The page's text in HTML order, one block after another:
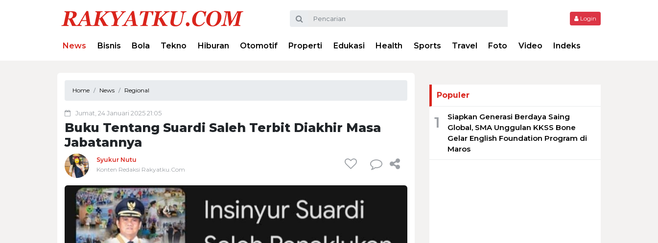
Login
News Bisnis Bola Tekno Hiburan Otomotif Properti Edukasi Health Sports Travel Foto Video Indeks
Home News Regional
Jumat, 24 Januari 2025 21:05
Buku Tentang Suardi Saleh Terbit Diakhir Masa
Jabatannya
Syukur Nutu
Konten Redaksi Rakyatku.Com
Populer
1
Siapkan Generasi Berdaya Saing
Global, SMA Unggulan KKSS Bone
Gelar English Foundation Program di
Maros